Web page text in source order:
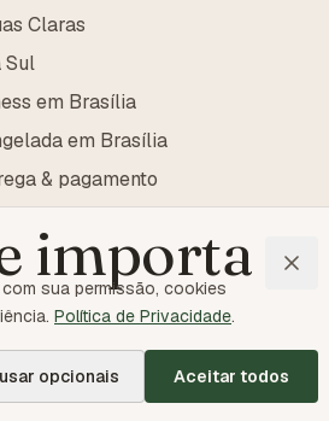
Claras
Sul
em Brasília
em Brasília
& pagamento
importa
sua permissão, cookies
Política de Privacidade.
opcionais Aceitar todos